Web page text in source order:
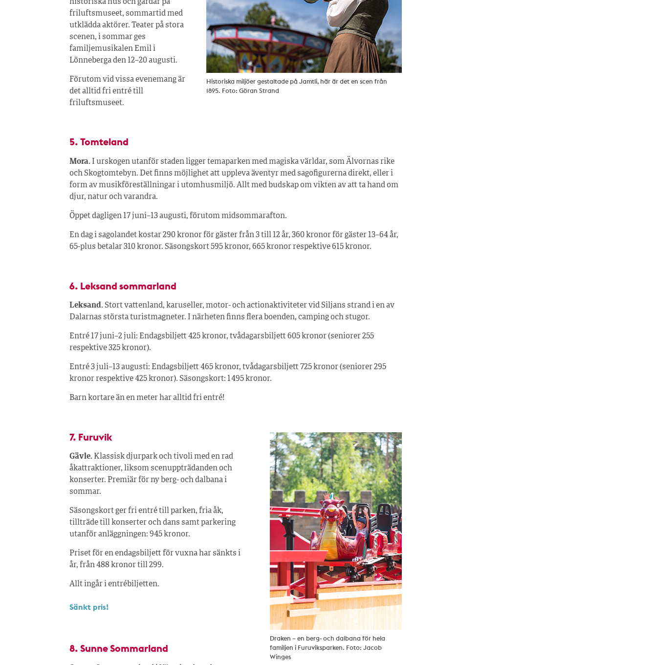
Historiska miljöer gestaltade på Jamtli, här är det en scen från
1895. Foto: Göran Strand
historiska hus och gårdar på
friluftsmuseet, sommartid med
utklädda aktörer. Teater på stora
scenen, i sommar ges
familjemusikalen Emil i
Lönneberga den 12–20 augusti.
Förutom vid vissa evenemang är
det alltid fri entré till
friluftsmuseet.
5. Tomteland
Mora. I urskogen utanför staden ligger temaparken med magiska världar, som Älvornas rike
och Skogtomtebyn. Det finns möjlighet att uppleva äventyr med sagofigurerna direkt, eller i
form av musikföreställningar i utomhusmiljö. Allt med budskap om vikten av att ta hand om
djur, natur och varandra.
Öppet dagligen 17 juni–13 augusti, förutom midsommarafton.
En dag i sagolandet kostar 290 kronor för gäster från 3 till 12 år, 360 kronor för gäster 13–64 år,
65-plus betalar 310 kronor. Säsongskort 595 kronor, 665 kronor respektive 615 kronor.
6. Leksand sommarland
Leksand.Stort vattenland, karuseller, motor- och actionaktiviteter vid Siljans strand i en av
Dalarnas största turistmagneter. I närheten finns flera boenden, camping och stugor.
Entré 17 juni–2 juli: Endagsbiljett 425 kronor, tvådagarsbiljett 605 kronor (seniorer 255
respektive 325 kronor).
Entré 3 juli–13 augusti: Endagsbiljett 465 kronor, tvådagarsbiljett 725 kronor (seniorer 295
kronor respektive 425 kronor). Säsongskort: 1 495 kronor.
Barn kortare än en meter har alltid fri entré!
Draken – en berg- och dalbana för hela
familjen i Furuviksparken. Foto: Jacob
Winges
7. Furuvik
Gävle. Klassisk djurpark och tivoli med en rad
åkattraktioner, liksom scenuppträdanden och
konserter. Premiär för ny berg- och dalbana i
sommar.
Säsongskort ger fri entré till parken, fria åk,
tillträde till konserter och dans samt parkering
utanför anläggningen: 945 kronor.
Priset för en endagsbiljett för vuxna har sänkts i
år, från 488 kronor till 299.
Allt ingår i entrébiljetten.
Sänkt pris!
8. Sunne Sommarland